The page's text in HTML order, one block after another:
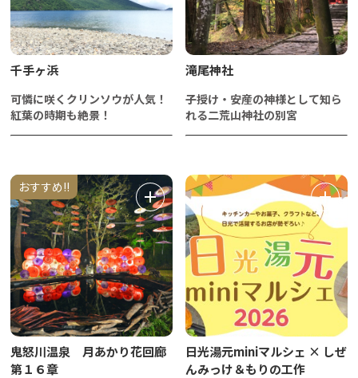
千手ヶ浜
可憐に咲くクリンソウが人気！
紅葉の時期も絶景！
滝尾神社
子授け・安産の神様として知ら
れる二荒山神社の別宮
おすすめ!!
鬼怒川温泉 月あかり花回廊
第１６章
日光湯元miniマルシェ × しぜ
んみっけ＆もりの工作